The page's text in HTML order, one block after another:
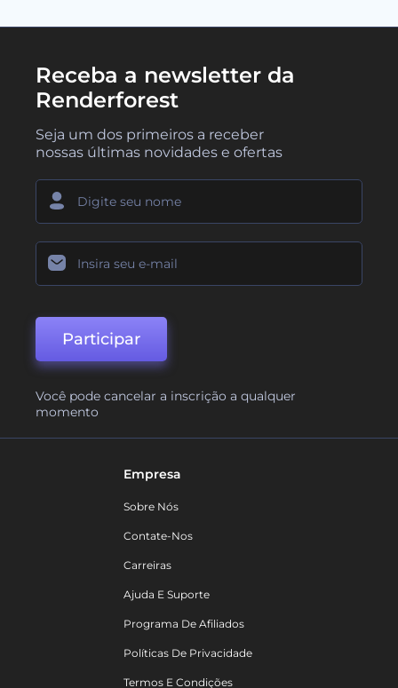
Receba a newsletter da
Renderforest
Seja um dos primeiros a receber
nossas últimas novidades e ofertas
Participar
Você pode cancelar a inscrição a qualquer
momento
Empresa
Sobre Nós
Contate-Nos
Carreiras
Ajuda E Suporte
Programa De Afiliados
Políticas De Privacidade
Termos E Condições